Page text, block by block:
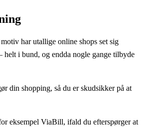
har utallige online shops set sig
helt i bund, og endda nogle gange tilbyde
din shopping, så du er skudsikker på at
eksempel ViaBill, ifald du efterspørger at